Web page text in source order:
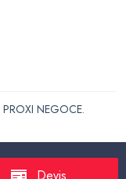
PROXI NEGOCE.